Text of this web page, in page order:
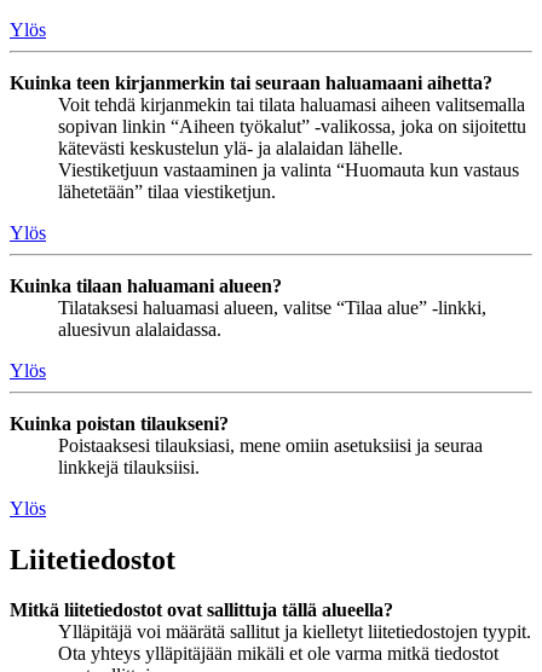
Ylös
Kuinka teen kirjanmerkin tai seuraan haluamaani aihetta?
Voit tehdä kirjanmekin tai tilata haluamasi aiheen valitsemalla
sopivan linkin “Aiheen työkalut” -valikossa, joka on sijoitettu
kätevästi keskustelun ylä- ja alalaidan lähelle.
Viestiketjuun vastaaminen ja valinta “Huomauta kun vastaus
lähetetään” tilaa viestiketjun.
Ylös
Kuinka tilaan haluamani alueen?
Tilataksesi haluamasi alueen, valitse “Tilaa alue” -linkki,
aluesivun alalaidassa.
Ylös
Kuinka poistan tilaukseni?
Poistaaksesi tilauksiasi, mene omiin asetuksiisi ja seuraa
linkkejä tilauksiisi.
Ylös
Liitetiedostot
Mitkä liitetiedostot ovat sallittuja tällä alueella?
Ylläpitäjä voi määrätä sallitut ja kielletyt liitetiedostojen tyypit.
Ota yhteys ylläpitäjään mikäli et ole varma mitkä tiedostot